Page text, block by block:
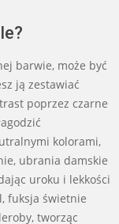
barwie, może być
ją zestawiać
poprzez czarne
kolorami,
ubrania damskie
uroku i lekkości
fuksja świetnie
tworząc